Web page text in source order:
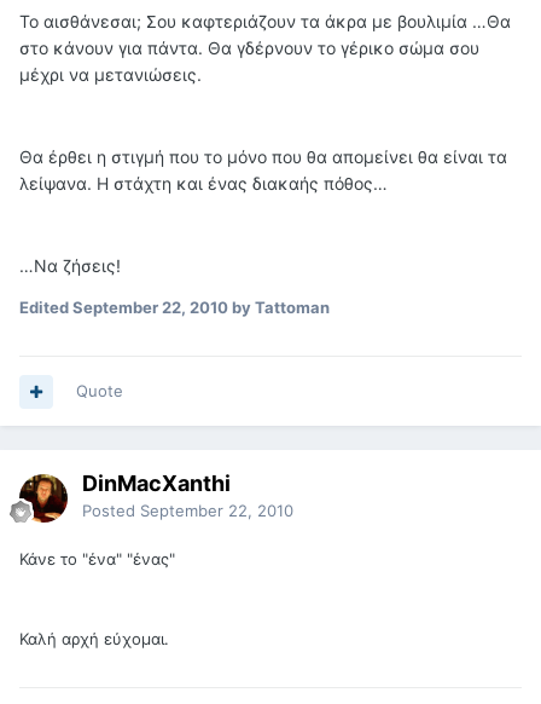
Το αισθάνεσαι; Σου καφτεριάζουν τα άκρα με βουλιμία …Θα
στο κάνουν για πάντα. Θα γδέρνουν το γέρικο σώμα σου
μέχρι να μετανιώσεις.
Θα έρθει η στιγμή που το μόνο που θα απομείνει θα είναι τα
λείψανα. Η στάχτη και ένας διακαής πόθος…
…Να ζήσεις!
EditedSeptember 22, 2010by Tattoman
Quote
DinMacXanthi
Posted September 22, 2010
Κάνε το "ένα" "ένας"
Καλή αρχή εύχομαι.